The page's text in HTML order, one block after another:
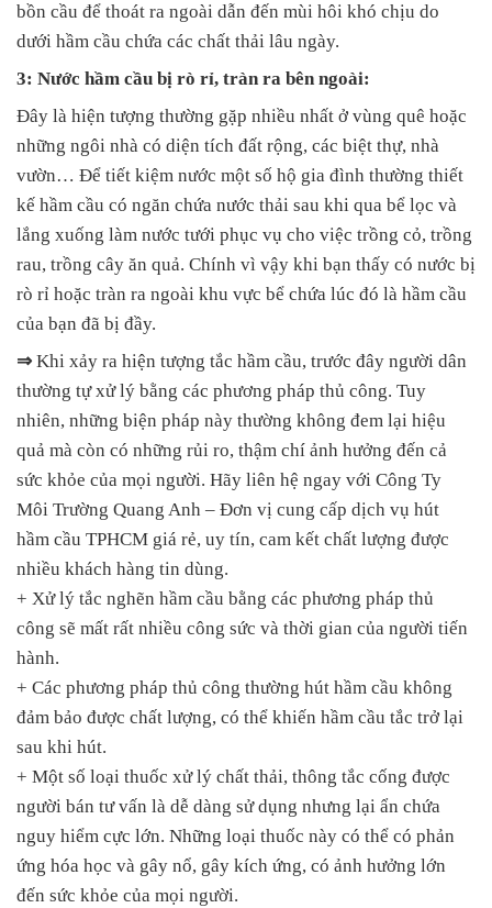
bồn cầu để thoát ra ngoài dẫn đến mùi hôi khó chịu do
dưới hầm cầu chứa các chất thải lâu ngày.
3: Nước hầm cầu bị rò rỉ, tràn ra bên ngoài:
Đây là hiện tượng thường gặp nhiều nhất ở vùng quê hoặc
những ngôi nhà có diện tích đất rộng, các biệt thự, nhà
vườn… Để tiết kiệm nước một số hộ gia đình thường thiết
kế hầm cầu có ngăn chứa nước thải sau khi qua bể lọc và
lắng xuống làm nước tưới phục vụ cho việc trồng cỏ, trồng
rau, trồng cây ăn quả. Chính vì vậy khi bạn thấy có nước bị
rò rỉ hoặc tràn ra ngoài khu vực bể chứa lúc đó là hầm cầu
của bạn đã bị đầy.
⇒ Khi xảy ra hiện tượng tắc hầm cầu, trước đây người dân
thường tự xử lý bằng các phương pháp thủ công. Tuy
nhiên, những biện pháp này thường không đem lại hiệu
quả mà còn có những rủi ro, thậm chí ảnh hưởng đến cả
sức khỏe của mọi người. Hãy liên hệ ngay với Công Ty
Môi Trường Quang Anh – Đơn vị cung cấp dịch vụ hút
hầm cầu TPHCM giá rẻ, uy tín, cam kết chất lượng được
nhiều khách hàng tin dùng.
+ Xử lý tắc nghẽn hầm cầu bằng các phương pháp thủ
công sẽ mất rất nhiều công sức và thời gian của người tiến
hành.
+ Các phương pháp thủ công thường hút hầm cầu không
đảm bảo được chất lượng, có thể khiến hầm cầu tắc trở lại
sau khi hút.
+ Một số loại thuốc xử lý chất thải, thông tắc cống được
người bán tư vấn là dễ dàng sử dụng nhưng lại ẩn chứa
nguy hiểm cực lớn. Những loại thuốc này có thể có phản
ứng hóa học và gây nổ, gây kích ứng, có ảnh hưởng lớn
đến sức khỏe của mọi người.